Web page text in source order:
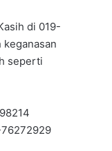
di 019-
keganasan
seperti